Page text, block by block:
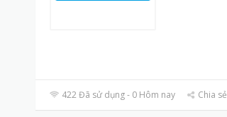
422 Đã sử dụng - 0 Hôm nay Chia sẻ